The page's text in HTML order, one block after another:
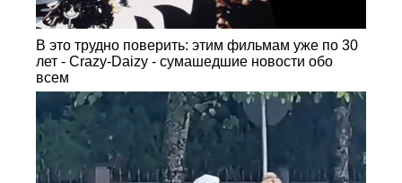
В это трудно поверить: этим фильмам уже по 30
лет - Crazy-Daizy - сумашедшие новости обо
всем